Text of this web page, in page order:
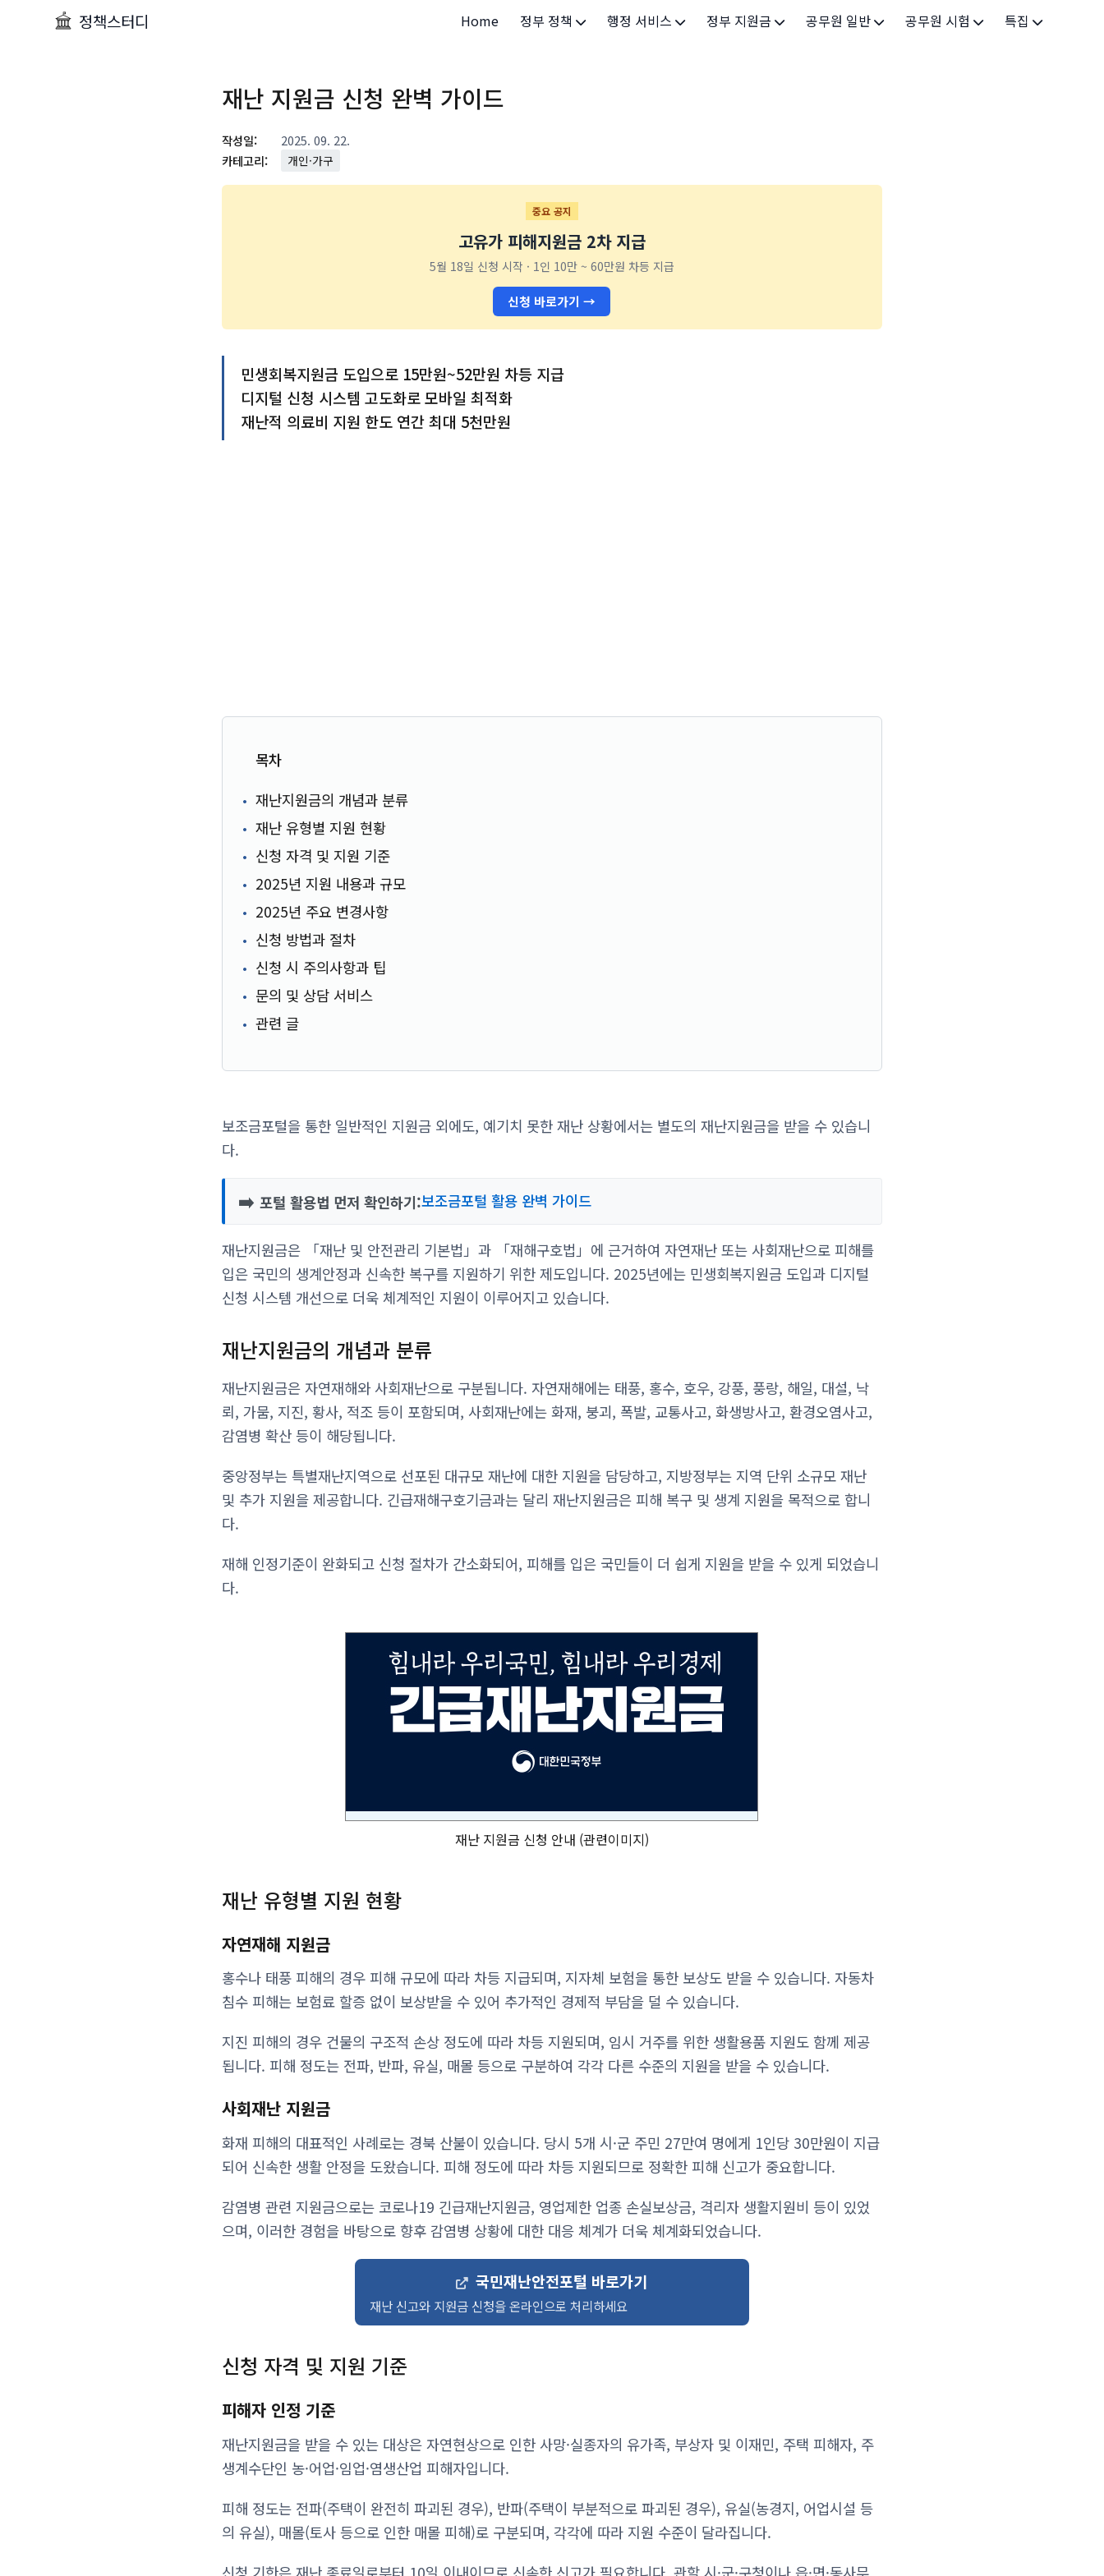
정책스터디 Home 정부 정책 행정 서비스
세무/납부
기타 서비스
정부 지원금 공무원 일반 공무원 시험 특집
재난 지원금 신청 완벽 가이드
작성일:
2025. 09. 22.
카테고리:
개인·가구
중요 공지
고유가 피해지원금 2차 지급
5월 18일 신청 시작 · 1인 10만 ~ 60만원 차등 지급
신청 바로가기 →
민생회복지원금 도입으로 15만원~52만원 차등 지급
디지털 신청 시스템 고도화로 모바일 최적화
재난적 의료비 지원 한도 연간 최대 5천만원
목차
재난지원금의 개념과 분류
재난 유형별 지원 현황
신청 자격 및 지원 기준
2025년 지원 내용과 규모
2025년 주요 변경사항
신청 방법과 절차
신청 시 주의사항과 팁
문의 및 상담 서비스
관련 글
보조금포털을 통한 일반적인 지원금 외에도, 예기치 못한 재난 상황에서는 별도의 재난지원금을 받을 수 있습니
다.
➡️ 포털 활용법 먼저 확인하기:보조금포털 활용 완벽 가이드
재난지원금은 「재난 및 안전관리 기본법」과 「재해구호법」에 근거하여 자연재난 또는 사회재난으로 피해를
입은 국민의 생계안정과 신속한 복구를 지원하기 위한 제도입니다. 2025년에는 민생회복지원금 도입과 디지털
신청 시스템 개선으로 더욱 체계적인 지원이 이루어지고 있습니다.
재난지원금의 개념과 분류
재난지원금은 자연재해와 사회재난으로 구분됩니다. 자연재해에는 태풍, 홍수, 호우, 강풍, 풍랑, 해일, 대설, 낙
뢰, 가뭄, 지진, 황사, 적조 등이 포함되며, 사회재난에는 화재, 붕괴, 폭발, 교통사고, 화생방사고, 환경오염사고,
감염병 확산 등이 해당됩니다.
중앙정부는 특별재난지역으로 선포된 대규모 재난에 대한 지원을 담당하고, 지방정부는 지역 단위 소규모 재난
및 추가 지원을 제공합니다. 긴급재해구호기금과는 달리 재난지원금은 피해 복구 및 생계 지원을 목적으로 합니
다.
재해 인정기준이 완화되고 신청 절차가 간소화되어, 피해를 입은 국민들이 더 쉽게 지원을 받을 수 있게 되었습니
다.
재난 지원금 신청 안내 (관련이미지)
재난 유형별 지원 현황
자연재해 지원금
홍수나 태풍 피해의 경우 피해 규모에 따라 차등 지급되며, 지자체 보험을 통한 보상도 받을 수 있습니다. 자동차
침수 피해는 보험료 할증 없이 보상받을 수 있어 추가적인 경제적 부담을 덜 수 있습니다.
지진 피해의 경우 건물의 구조적 손상 정도에 따라 차등 지원되며, 임시 거주를 위한 생활용품 지원도 함께 제공
됩니다. 피해 정도는 전파, 반파, 유실, 매몰 등으로 구분하여 각각 다른 수준의 지원을 받을 수 있습니다.
사회재난 지원금
화재 피해의 대표적인 사례로는 경북 산불이 있습니다. 당시 5개 시·군 주민 27만여 명에게 1인당 30만원이 지급
되어 신속한 생활 안정을 도왔습니다. 피해 정도에 따라 차등 지원되므로 정확한 피해 신고가 중요합니다.
감염병 관련 지원금으로는 코로나19 긴급재난지원금, 영업제한 업종 손실보상금, 격리자 생활지원비 등이 있었
으며, 이러한 경험을 바탕으로 향후 감염병 상황에 대한 대응 체계가 더욱 체계화되었습니다.
국민재난안전포털 바로가기
재난 신고와 지원금 신청을 온라인으로 처리하세요
신청 자격 및 지원 기준
피해자 인정 기준
재난지원금을 받을 수 있는 대상은 자연현상으로 인한 사망·실종자의 유가족, 부상자 및 이재민, 주택 피해자, 주
생계수단인 농·어업·임업·염생산업 피해자입니다.
피해 정도는 전파(주택이 완전히 파괴된 경우), 반파(주택이 부분적으로 파괴된 경우), 유실(농경지, 어업시설 등
의 유실), 매몰(토사 등으로 인한 매몰 피해)로 구분되며, 각각에 따라 지원 수준이 달라집니다.